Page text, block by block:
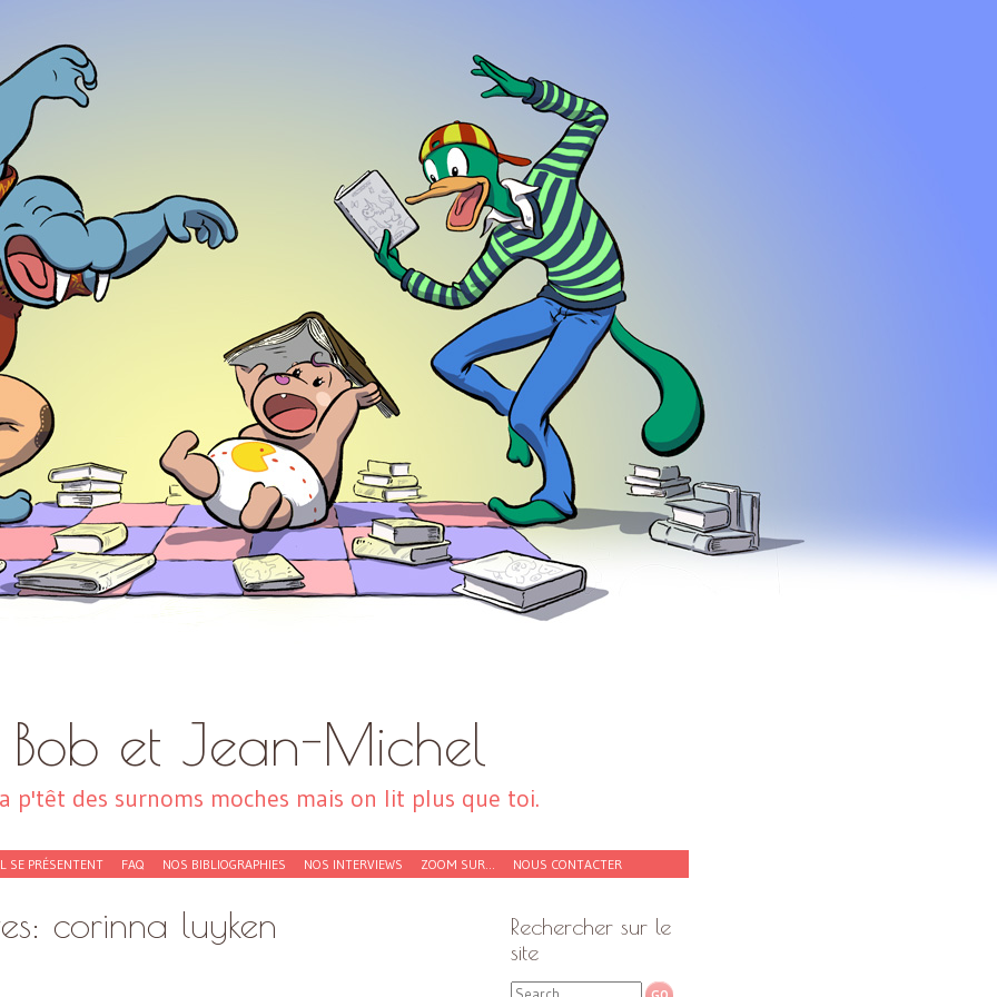
Bob et Jean-Michel
p'têt des surnoms moches mais on lit plus que toi.
SE PRÉSENTENT FAQ NOS BIBLIOGRAPHIES NOS INTERVIEWS ZOOM SUR… NOUS CONTACTER
corinna luyken
Rechercher sur le
site
Search